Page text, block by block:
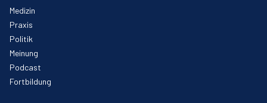
Medizin
Praxis
Politik
Meinung
Podcast
Fortbildung